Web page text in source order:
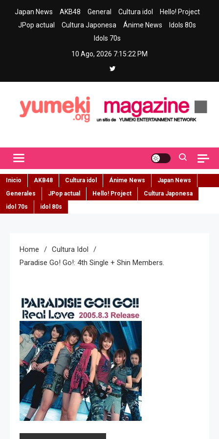
Japan News AKB48 General Cultura idol
Hello! Project
JPop actual
Cultura Japonesa Ánime News
Idols 80s
Idols 70s
10 Ago, 2026 7:15:23 PM
Inicio AKB48 Cultura idol Ánime News
Japan News
Generales
JPop actual Hello! Project
Cultura Japonesa
idol 70s
idol 80s
Home
Cultura Idol
Paradise Go! Go!: 4th Single + Shin Members.